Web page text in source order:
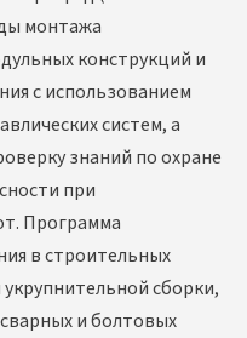
монтажа
конструкций и
с использованием
систем, а
знаний по охране
при
Программа
в строительных
сборки,
и болтовых